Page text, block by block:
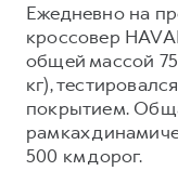
Ежедневно на
кроссовер
общей массой
кг),
покрытием.
рамках
500 км дорог.